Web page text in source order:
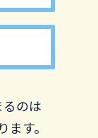
のは
す。